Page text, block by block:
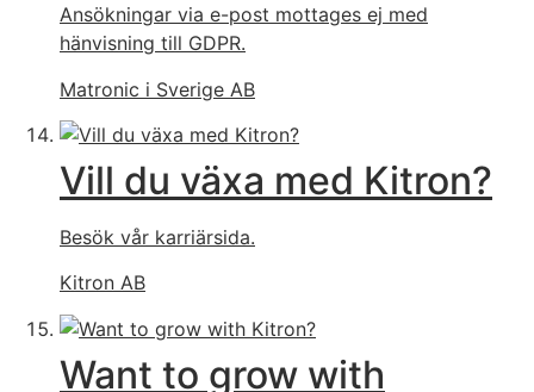
Ansökningar via e-post mottages ej med
hänvisning till GDPR.
Matronic i Sverige AB
Vill du växa med Kitron?
Besök vår karriärsida.
Kitron AB
Want to grow with